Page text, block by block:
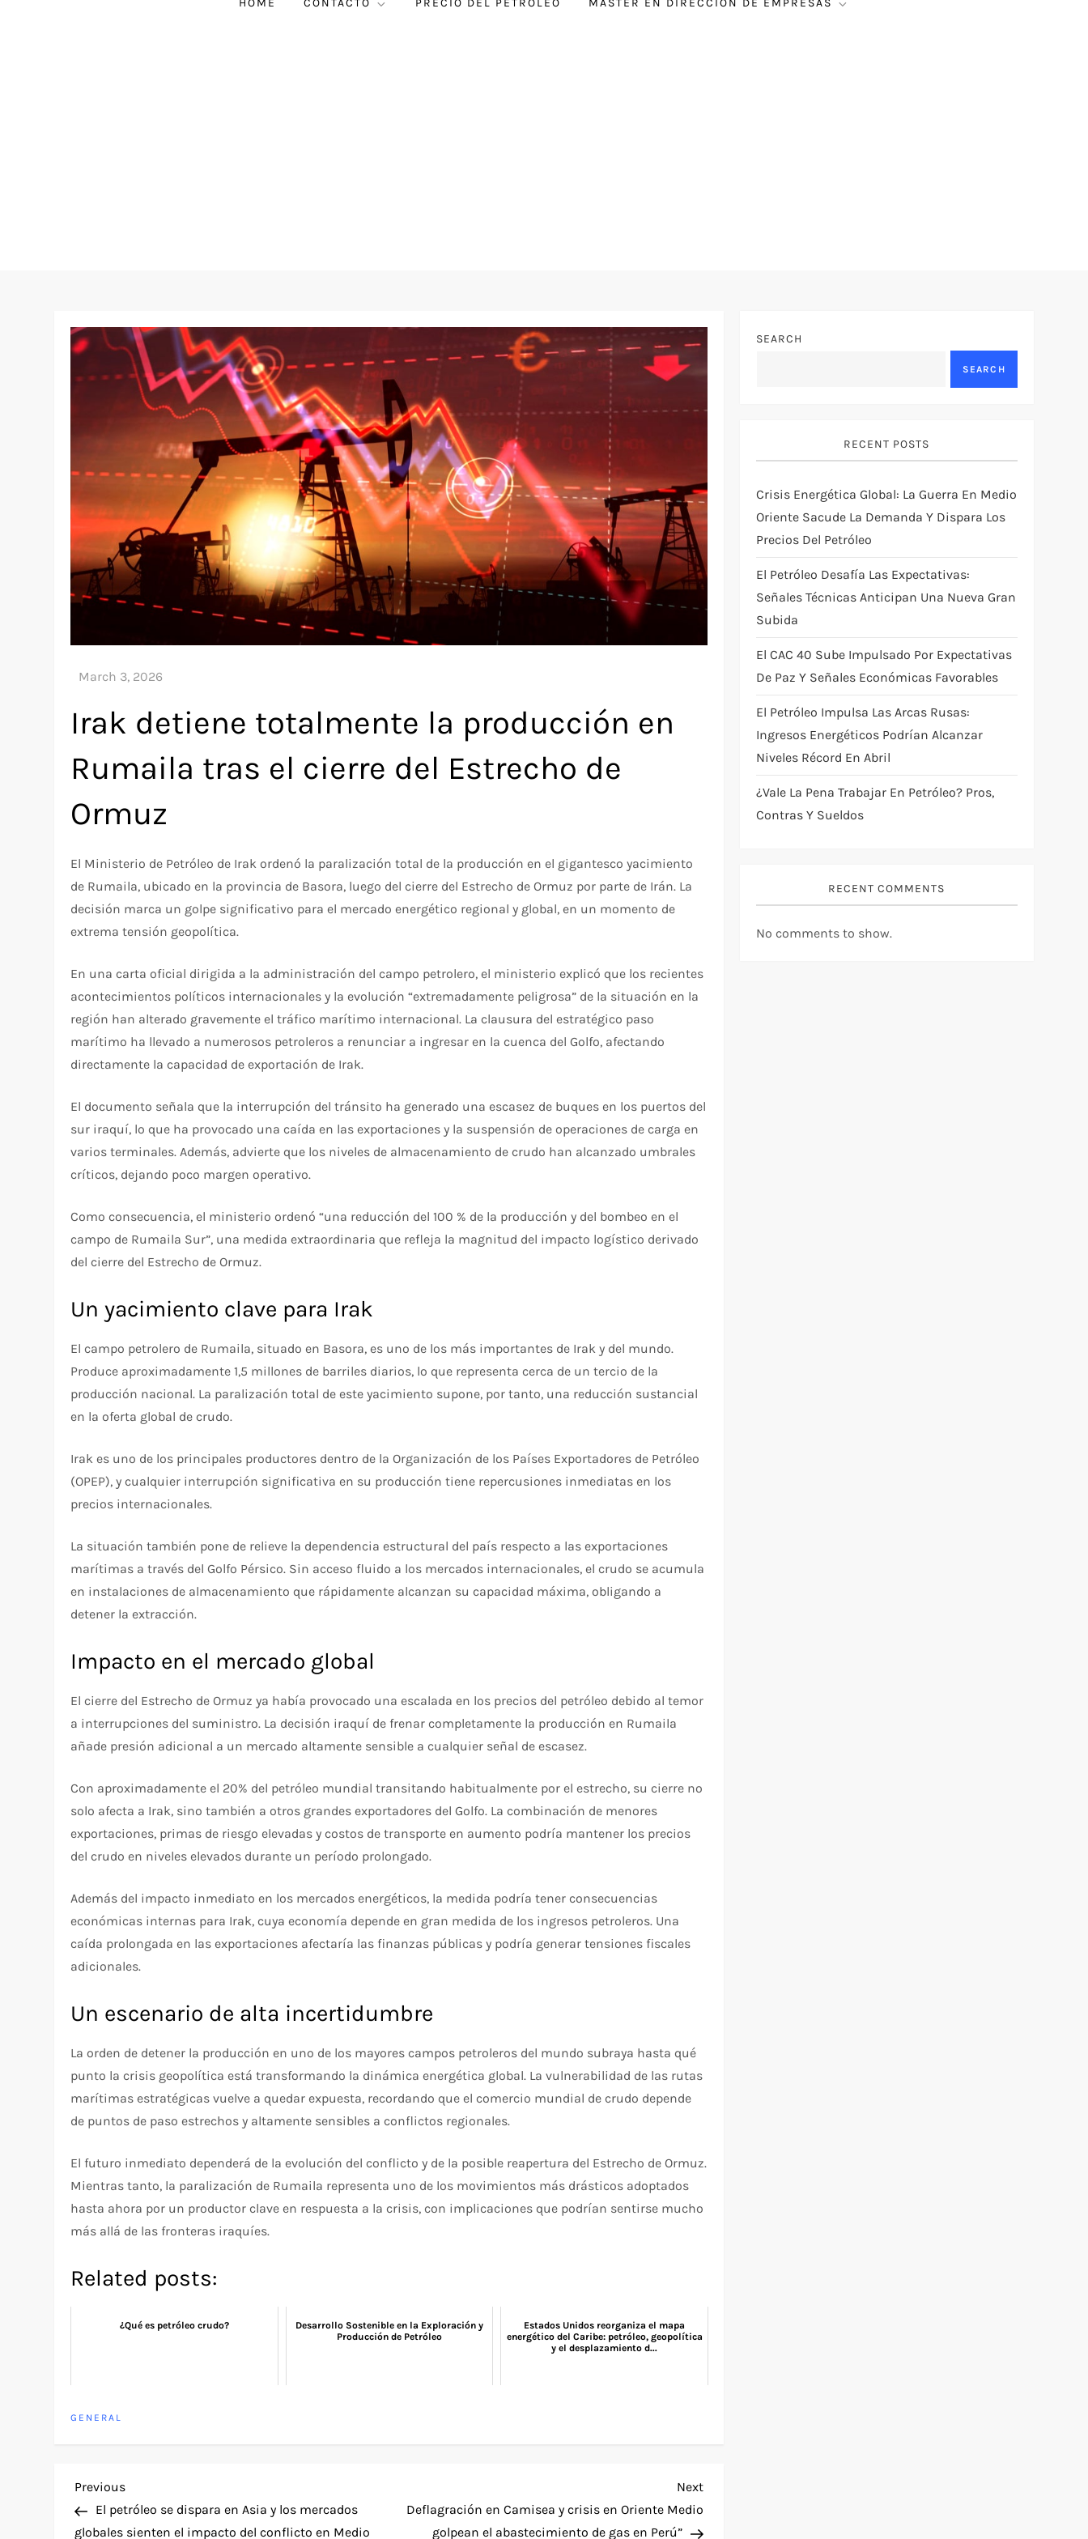
HOME CONTACTO PRECIO DEL PETRÓLEO MÁSTER EN DIRECCIÓN DE EMPRESAS
Irak detiene totalmente la producción en
Rumaila tras el cierre del Estrecho de
Ormuz
El Ministerio de Petróleo de Irak ordenó la paralización total de la producción en el gigantesco yacimiento
de Rumaila, ubicado en la provincia de Basora, luego del cierre del Estrecho de Ormuz por parte de Irán. La
decisión marca un golpe significativo para el mercado energético regional y global, en un momento de
extrema tensión geopolítica.
En una carta oficial dirigida a la administración del campo petrolero, el ministerio explicó que los recientes
acontecimientos políticos internacionales y la evolución “extremadamente peligrosa” de la situación en la
región han alterado gravemente el tráfico marítimo internacional. La clausura del estratégico paso
marítimo ha llevado a numerosos petroleros a renunciar a ingresar en la cuenca del Golfo, afectando
directamente la capacidad de exportación de Irak.
El documento señala que la interrupción del tránsito ha generado una escasez de buques en los puertos del
sur iraquí, lo que ha provocado una caída en las exportaciones y la suspensión de operaciones de carga en
varios terminales. Además, advierte que los niveles de almacenamiento de crudo han alcanzado umbrales
críticos, dejando poco margen operativo.
Como consecuencia, el ministerio ordenó “una reducción del 100 % de la producción y del bombeo en el
campo de Rumaila Sur”, una medida extraordinaria que refleja la magnitud del impacto logístico derivado
del cierre del Estrecho de Ormuz.
Un yacimiento clave para Irak
El campo petrolero de Rumaila, situado en Basora, es uno de los más importantes de Irak y del mundo.
Produce aproximadamente 1,5 millones de barriles diarios, lo que representa cerca de un tercio de la
producción nacional. La paralización total de este yacimiento supone, por tanto, una reducción sustancial
en la oferta global de crudo.
Irak es uno de los principales productores dentro de la Organización de los Países Exportadores de Petróleo
(OPEP), y cualquier interrupción significativa en su producción tiene repercusiones inmediatas en los
precios internacionales.
La situación también pone de relieve la dependencia estructural del país respecto a las exportaciones
marítimas a través del Golfo Pérsico. Sin acceso fluido a los mercados internacionales, el crudo se acumula
en instalaciones de almacenamiento que rápidamente alcanzan su capacidad máxima, obligando a
detener la extracción.
Impacto en el mercado global
El cierre del Estrecho de Ormuz ya había provocado una escalada en los precios del petróleo debido al temor
a interrupciones del suministro. La decisión iraquí de frenar completamente la producción en Rumaila
añade presión adicional a un mercado altamente sensible a cualquier señal de escasez.
Con aproximadamente el 20% del petróleo mundial transitando habitualmente por el estrecho, su cierre no
solo afecta a Irak, sino también a otros grandes exportadores del Golfo. La combinación de menores
exportaciones, primas de riesgo elevadas y costos de transporte en aumento podría mantener los precios
del crudo en niveles elevados durante un período prolongado.
Además del impacto inmediato en los mercados energéticos, la medida podría tener consecuencias
económicas internas para Irak, cuya economía depende en gran medida de los ingresos petroleros. Una
caída prolongada en las exportaciones afectaría las finanzas públicas y podría generar tensiones fiscales
adicionales.
Un escenario de alta incertidumbre
La orden de detener la producción en uno de los mayores campos petroleros del mundo subraya hasta qué
punto la crisis geopolítica está transformando la dinámica energética global. La vulnerabilidad de las rutas
marítimas estratégicas vuelve a quedar expuesta, recordando que el comercio mundial de crudo depende
de puntos de paso estrechos y altamente sensibles a conflictos regionales.
El futuro inmediato dependerá de la evolución del conflicto y de la posible reapertura del Estrecho de Ormuz.
Mientras tanto, la paralización de Rumaila representa uno de los movimientos más drásticos adoptados
hasta ahora por un productor clave en respuesta a la crisis, con implicaciones que podrían sentirse mucho
más allá de las fronteras iraquíes.
Related posts:
¿Qué es petróleo crudo?
Desarrollo Sostenible en la Exploración y
Producción de Petróleo
Estados Unidos reorganiza el mapa
energético del Caribe: petróleo, geopolítica
y el desplazamiento d...
GENERAL
P
o
Previous
Post
Previous
El petróleo se dispara en Asia y los mercados
globales sienten el impacto del conflicto en Medio
Next
Post
Next
Deflagración en Camisea y crisis en Oriente Medio
golpean el abastecimiento de gas en Perú”
SEARCH
SEARCH
RECENT POSTS
Crisis Energética Global: La Guerra En Medio
Oriente Sacude La Demanda Y Dispara Los
Precios Del Petróleo
El Petróleo Desafía Las Expectativas:
Señales Técnicas Anticipan Una Nueva Gran
Subida
El CAC 40 Sube Impulsado Por Expectativas
De Paz Y Señales Económicas Favorables
El Petróleo Impulsa Las Arcas Rusas:
Ingresos Energéticos Podrían Alcanzar
Niveles Récord En Abril
¿Vale La Pena Trabajar En Petróleo? Pros,
Contras Y Sueldos
RECENT COMMENTS
No comments to show.